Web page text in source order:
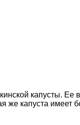
капусты.
же капуста